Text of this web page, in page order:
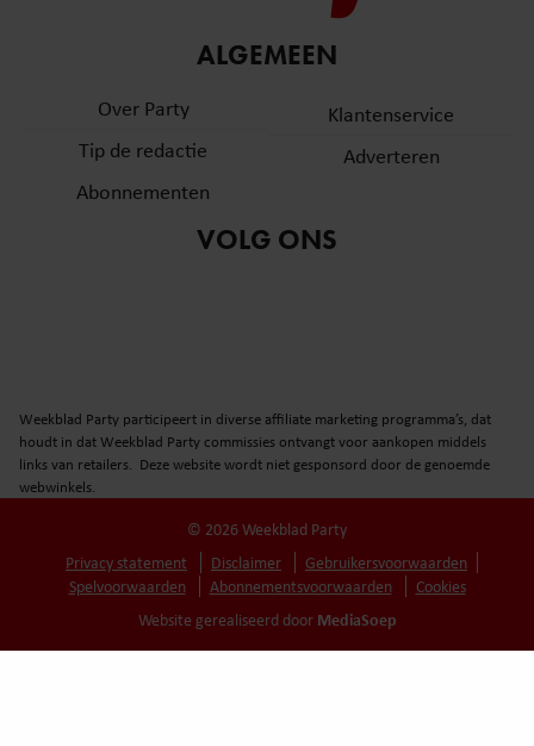
ALGEMEEN
Over Party
Tip de redactie
Abonnementen
Klantenservice
Adverteren
VOLG ONS
Weekblad Party participeert in diverse affiliate marketing programma’s, dat
houdt in dat Weekblad Party commissies ontvangt voor aankopen middels
links van retailers. Deze website wordt niet gesponsord door de genoemde
webwinkels.
© 2026 Weekblad Party
Privacy statement
Disclaimer
Gebruikersvoorwaarden
Spelvoorwaarden
Abonnementsvoorwaarden
Cookies
Website gerealiseerd door MediaSoep